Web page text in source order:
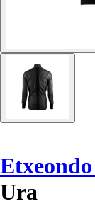
Etxeondo
Ura